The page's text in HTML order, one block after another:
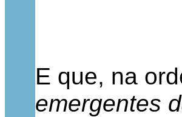
E que, na
emergentes